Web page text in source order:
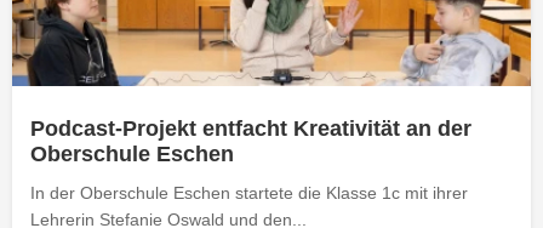
Podcast-Projekt entfacht Kreativität an der
Oberschule Eschen
In der Oberschule Eschen startete die Klasse 1c mit ihrer
Lehrerin Stefanie Oswald und den...